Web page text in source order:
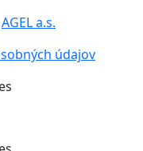
AGEL a.s.
údajov